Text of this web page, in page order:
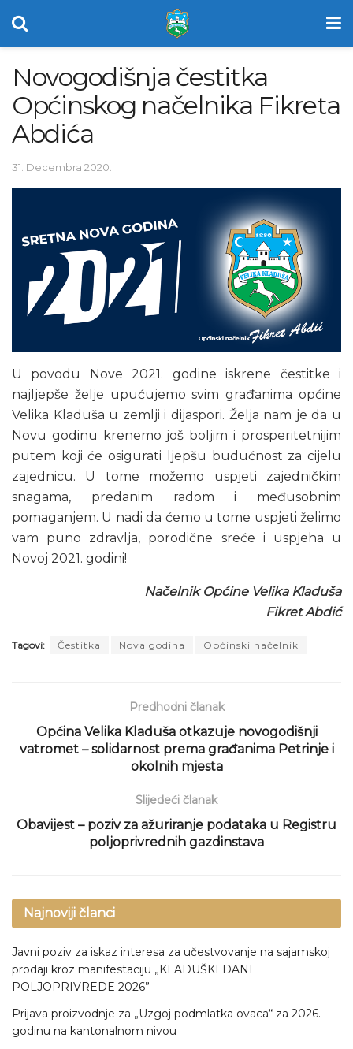
Novogodišnja čestitka
Općinskog načelnika Fikreta
Abdića
31. Decembra 2020.
U povodu Nove 2021. godine iskrene čestitke i
najljepše želje upućujemo svim građanima općine
Velika Kladuša u zemlji i dijaspori. Želja nam je da u
Novu godinu krenemo još boljim i prosperitetnijim
putem koji će osigurati ljepšu budućnost za cijelu
zajednicu. U tome možemo uspjeti zajedničkim
snagama, predanim radom i međusobnim
pomaganjem. U nadi da ćemo u tome uspjeti želimo
vam puno zdravlja, porodične sreće i uspjeha u
Novoj 2021. godini!
Načelnik Općine Velika Kladuša
Fikret Abdić
Tagovi: Čestitka Nova godina Općinski načelnik
Predhodni članak
Općina Velika Kladuša otkazuje novogodišnji
vatromet – solidarnost prema građanima Petrinje i
okolnih mjesta
Slijedeći članak
Obavijest – poziv za ažuriranje podataka u Registru
poljoprivrednih gazdinstava
Najnoviji članci
Javni poziv za iskaz interesa za učestvovanje na sajamskoj
prodaji kroz manifestaciju „KLADUŠKI DANI
POLJOPRIVREDE 2026”
Prijava proizvodnje za „Uzgoj podmlatka ovaca“ za 2026.
godinu na kantonalnom nivou